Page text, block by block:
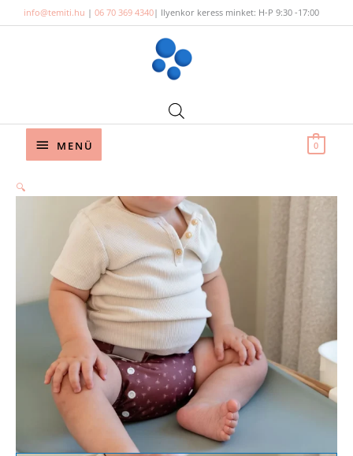
to
info@temiti.hu | 06 70 369 4340| Ilyenkor keress minket: H-P 9:30 -17:00
Below
MENÜ 0
🔍